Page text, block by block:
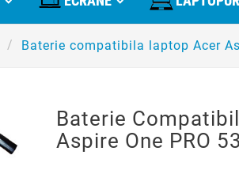
Baterie compatibila laptop Acer
Baterie
Aspire One PRO